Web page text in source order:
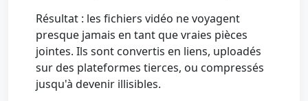
Résultat : les fichiers vidéo ne voyagent
presque jamais en tant que vraies pièces
jointes. Ils sont convertis en liens, uploadés
sur des plateformes tierces, ou compressés
jusqu'à devenir illisibles.